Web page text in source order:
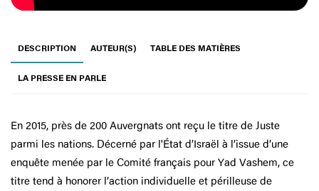
DESCRIPTION AUTEUR(S) TABLE DES MATIÈRES
LA PRESSE EN PARLE
En 2015, près de 200 Auvergnats ont reçu le titre de Juste
parmi les nations. Décerné par l'État d’Israël à l’issue d’une
enquête menée par le Comité français pour Yad Vashem, ce
titre tend à honorer l’action individuelle et périlleuse de